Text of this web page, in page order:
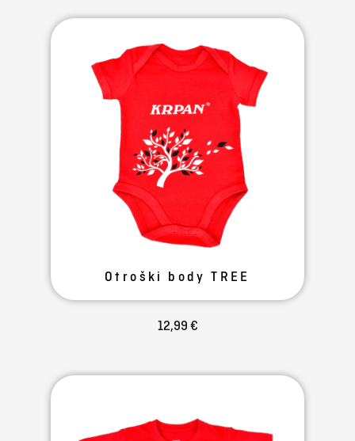
Otroški body TREE
12,99 €